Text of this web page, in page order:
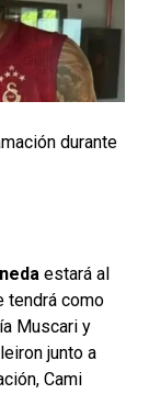
durante
estará al
tendrá como
Muscari y
junto a
Cami